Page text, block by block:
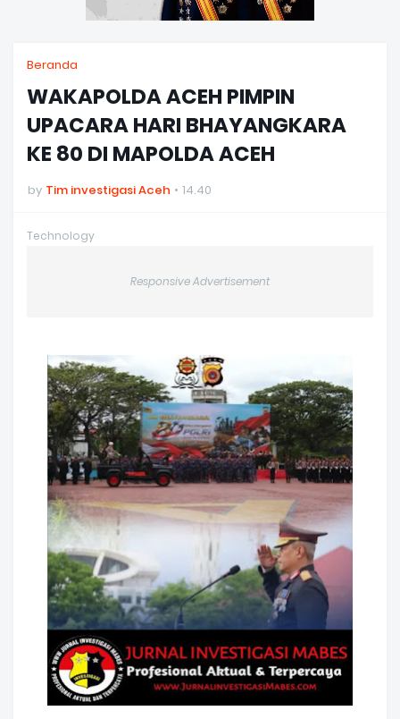
Beranda
WAKAPOLDA ACEH PIMPIN
UPACARA HARI BHAYANGKARA
KE 80 DI MAPOLDA ACEH
by Tim investigasi Aceh 14.40
Technology
Responsive Advertisement